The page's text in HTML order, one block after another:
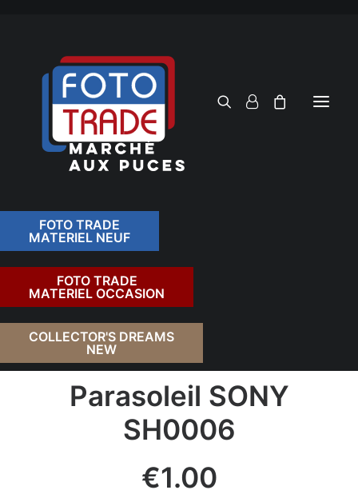
FOTO TRADE
MATERIEL NEUF
FOTO TRADE
MATERIEL OCCASION
COLLECTOR'S DREAMS
NEW
RETOUR
Parasoleil SONY
SH0006
€1.00